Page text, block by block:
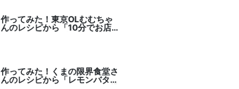
作ってみた！東京OLむむちゃ
んのレシピから「10分でお店
作ってみた！くまの限界食堂さ
んのレシピから「レモンバター